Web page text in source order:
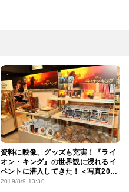
資料に映像、グッズも充実！『ライ
オン・キング』の世界観に浸れるイ
ベントに潜入してきた！＜写真20点
＞
2019/8/9 13:30